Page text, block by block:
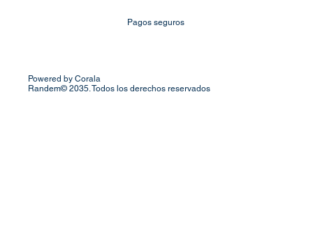
Pagos seguros
Powered by Corala
Randem© 2035. Todos los derechos reservados